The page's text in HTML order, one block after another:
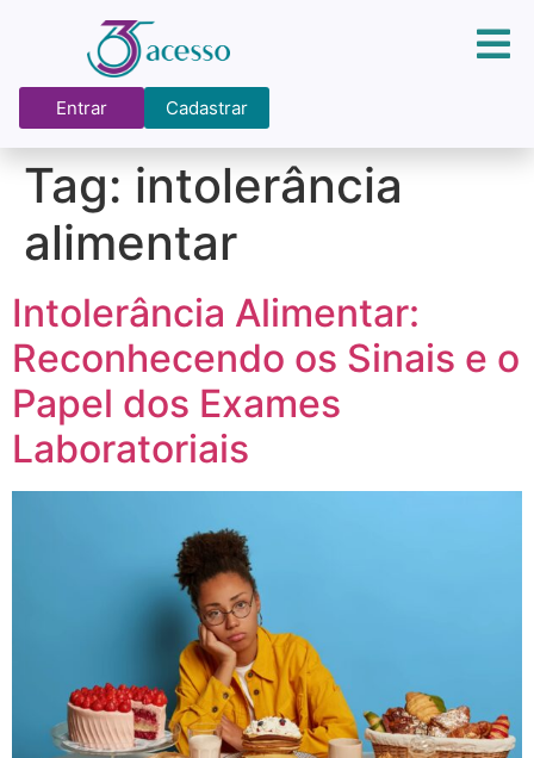
Entrar Cadastrar
Tag: intolerância
alimentar
Intolerância Alimentar:
Reconhecendo os Sinais e o
Papel dos Exames
Laboratoriais